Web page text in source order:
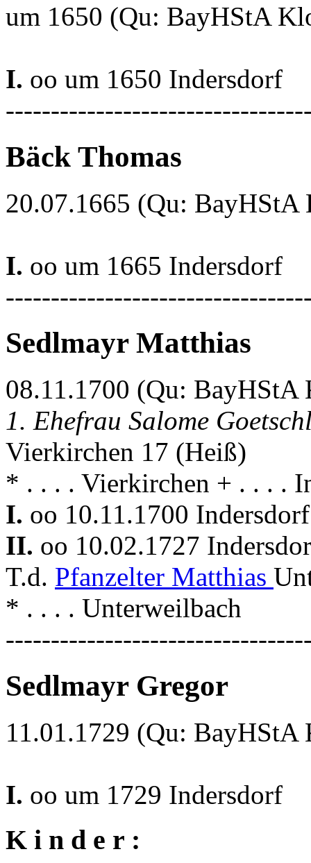
um 1650 (Qu: BayHStA
I. oo um 1650 Indersdorf
Bäck Thomas
20.07.1665 (Qu:
I. oo um 1665 Indersdorf
Sedlmayr Matthias
08.11.1700 (Qu:
1. Ehefrau Salome
Vierkirchen 17 (Heiß)
* . . . . Vierkirchen + . . . .
I. oo 10.11.1700 Indersdorf
II. oo 10.02.1727
T.d. Pfanzelter Matthias
* . . . . Unterweilbach
Sedlmayr Gregor
11.01.1729 (Qu:
I. oo um 1729 Indersdorf
K i n d e r :